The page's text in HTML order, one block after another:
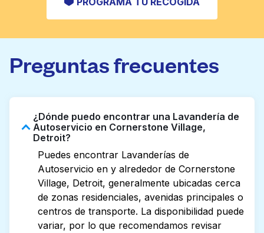
Preguntas frecuentes
¿Dónde puedo encontrar una Lavandería de
Autoservicio en Cornerstone Village,
Detroit?
Puedes encontrar Lavanderías de
Autoservicio en y alrededor de Cornerstone
Village, Detroit, generalmente ubicadas cerca
de zonas residenciales, avenidas principales o
centros de transporte. La disponibilidad puede
variar, por lo que recomendamos revisar